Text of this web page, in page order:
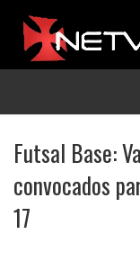
Futsal Base:
convocados
17